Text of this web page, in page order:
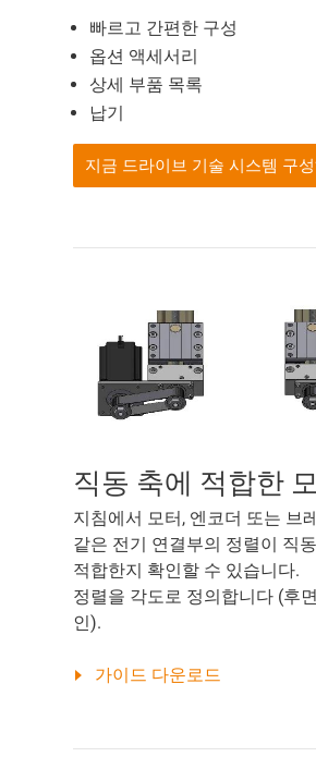
빠르고 간편한 구성
옵션 액세서리
상세 부품 목록
납기
지금 드라이브 기술 시스템 구
직동 축에 적합한
지침에서 모터, 엔코더 또는 브
같은 전기 연결부의 정렬이 직
적합한지 확인할 수 있습니다.
정렬을 각도로 정의합니다 (후
인).
가이드 다운로드